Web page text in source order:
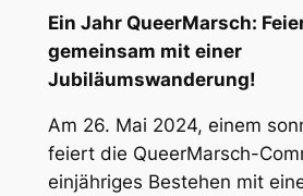
Ein Jahr QueerMarsch:
gemeinsam mit einer
Jubiläumswanderung!
Am 26. Mai 2024, einem
feiert die QueerMarsch-
einjähriges Bestehen mit